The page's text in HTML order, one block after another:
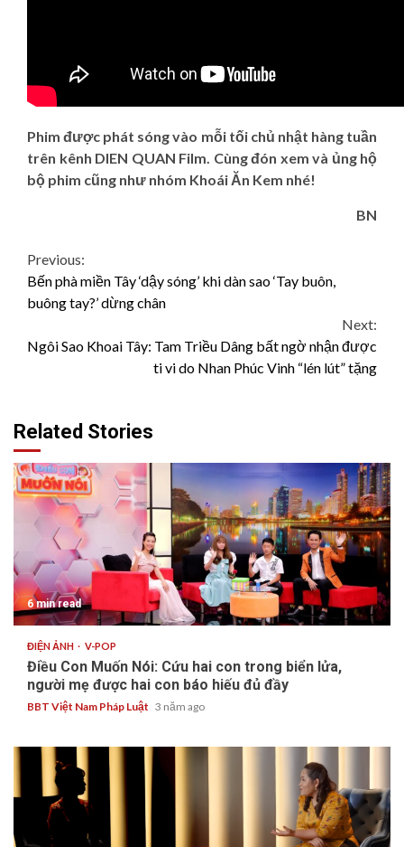
Phim được phát sóng vào mỗi tối chủ nhật hàng tuần
trên kênh DIEN QUAN Film. Cùng đón xem và ủng hộ
bộ phim cũng như nhóm Khoái Ăn Kem nhé!
BN
Continue
Reading
Previous:
Bến phà miền Tây ‘dậy sóng’ khi dàn sao ‘Tay buôn,
buông tay?’ dừng chân
Next:
Ngôi Sao Khoai Tây: Tam Triều Dâng bất ngờ nhận được
ti vi do Nhan Phúc Vinh “lén lút” tặng
Related Stories
6 min read
ĐIỆN ẢNH V-POP
Điều Con Muốn Nói: Cứu hai con trong biển lửa,
người mẹ được hai con báo hiếu đủ đầy
BBT Việt Nam Pháp Luật 3 năm ago